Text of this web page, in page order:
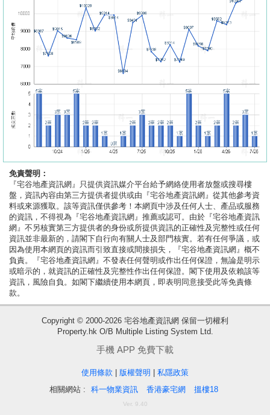
免責聲明：
『宅谷地產資訊網』只提供資訊媒介平台給予網絡使用者放盤或搜尋樓
盤，資訊內容由第三方提供者提供或由『宅谷地產資訊網』從其他參考資
料或來源獲取。該等資訊僅供參考！本網頁中涉及任何人士、產品或服務
的資訊，不得視為『宅谷地產資訊網』推薦或認可。由於『宅谷地產資訊
網』不另核實第三方提供者的身份或所提供資訊的正確性及完整性或任何
資訊並非最新的，請閣下自行向有關人士及部門核實。若有任何爭議，或
因為使用本網頁的資訊而引致直接或間接損失，『宅谷地產資訊網』概不
負責。『宅谷地產資訊網』不發表任何聲明或作出任何保證，無論是明示
或暗示的，就資訊的正確性及完整性作出任何保證。閣下使用及依賴該等
資訊，風險自負。如閣下繼續使用本網頁，即表明同意接受此等免責條
款。
Copyright © 2000-2026 宅谷地產資訊網 保留一切權利
Property.hk O/B Multiple Listing System Ltd.
手機 APP 免費下載
使用條款 版權聲明
私隱政策
相關網站 :
科一物業資訊 香港豪宅網 搵樓18
Ver. 9.40